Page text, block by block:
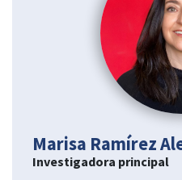
Marisa Ramírez
Investigadora principal